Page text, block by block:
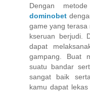
Dengan
dominobet
game yang terasa
kseruan berjudi.
dapat
gampang. Buat
suatu bandar
sangat baik
kamu dapat